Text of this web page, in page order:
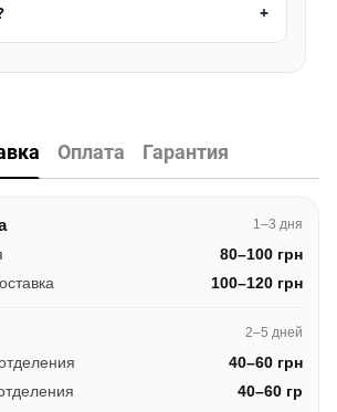
Оплата Гарантия
1–3 дня
80–100 грн
100–120 грн
2–5 дней
40–60 грн
40–60 гр